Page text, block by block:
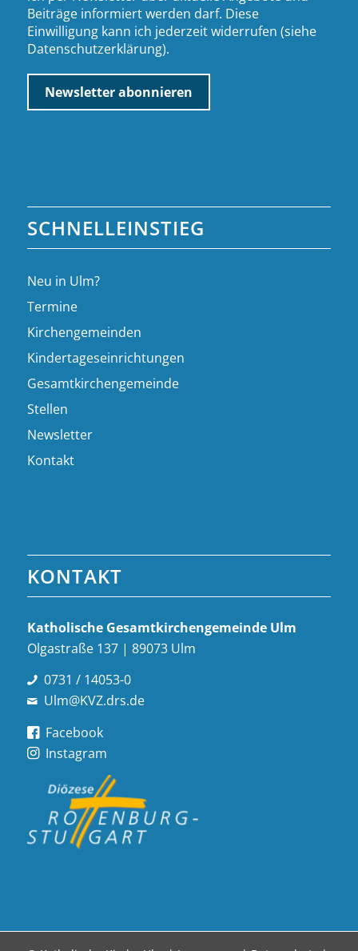
Beiträge informiert werden darf. Diese
Einwilligung kann ich jederzeit widerrufen (siehe
Datenschutzerklärung).
SCHNELLEINSTIEG
Neu in Ulm?
Termine
Kirchengemeinden
Kindertageseinrichtungen
Gesamtkirchengemeinde
Stellen
Newsletter
Kontakt
KONTAKT
Katholische Gesamt­kirchen­gemeinde Ulm
Olgastraße 137 | 89073 Ulm
0731 / 14053-0
Ulm@KVZ.drs.de
Facebook
Instagram